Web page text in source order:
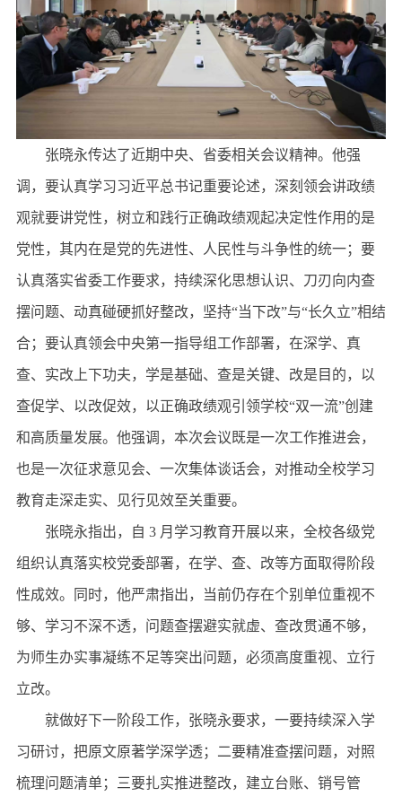
张晓永传达了近期中央、省委相关会议精神。他强
调，要认真学习习近平总书记重要论述，深刻领会讲政绩
观就要讲党性，树立和践行正确政绩观起决定性作用的是
党性，其内在是党的先进性、人民性与斗争性的统一；要
认真落实省委工作要求，持续深化思想认识、刀刃向内查
摆问题、动真碰硬抓好整改，坚持“当下改”与“长久立”相结
合；要认真领会中央第一指导组工作部署，在深学、真
查、实改上下功夫，学是基础、查是关键、改是目的，以
查促学、以改促效，以正确政绩观引领学校“双一流”创建
和高质量发展。他强调，本次会议既是一次工作推进会，
也是一次征求意见会、一次集体谈话会，对推动全校学习
教育走深走实、见行见效至关重要。
张晓永指出，自 3 月学习教育开展以来，全校各级党
组织认真落实校党委部署，在学、查、改等方面取得阶段
性成效。同时，他严肃指出，当前仍存在个别单位重视不
够、学习不深不透，问题查摆避实就虚、查改贯通不够，
为师生办实事凝练不足等突出问题，必须高度重视、立行
立改。
就做好下一阶段工作，张晓永要求，一要持续深入学
习研讨，把原文原著学深学透；二要精准查摆问题，对照
梳理问题清单；三要扎实推进整改，建立台账、销号管